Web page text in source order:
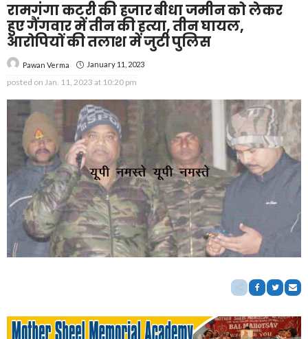
रामगंगा कटरी की हजार बीधा जमीन को लेकर
हुए गैंगवार में तीन की हत्या, तीन घायल,
आरोपियों की तलाश में जुटी पुलिस
Pawan Verma January 11, 2023
posted on Jan. 11, 2023 at 10:20 pm